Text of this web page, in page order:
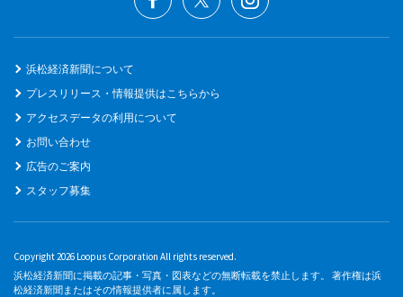
浜松経済新聞について
プレスリリース・情報提供はこちらから
アクセスデータの利用について
お問い合わせ
広告のご案内
スタッフ募集
Copyright 2026 Loopus Corporation All rights reserved.
浜松経済新聞に掲載の記事・写真・図表などの無断転載を禁止します。 著作権は浜
松経済新聞またはその情報提供者に属します。